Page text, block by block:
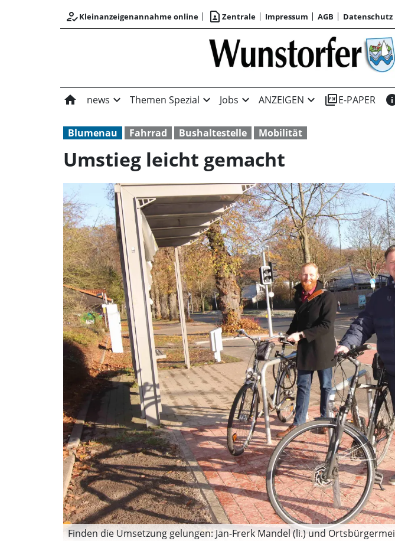
how_to_regKleinanzeigenannahme online contact_page Zentrale Impressum AGB Datenschutz
home news expand_more Themen Spezial expand_more Jobs expand_more ANZEIGEN expand_more picture_as_pdfE-PAPER
Blumenau Fahrrad Bushaltestelle Mobilität
Umstieg leicht gemacht
Finden die Umsetzung gelungen: Jan-Frerk Mandel (li.) und